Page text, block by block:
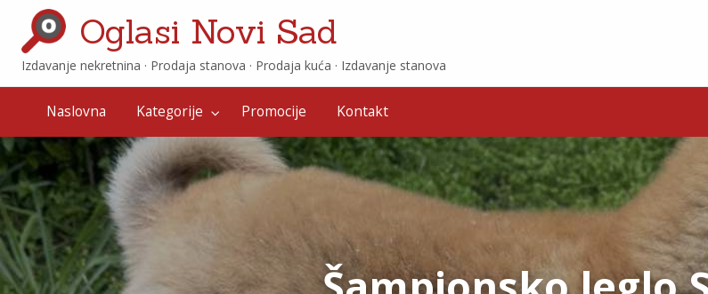
Promocije Kontakt
Oglasi Novi Sad
Izdavanje nekretnina · ‎Prodaja stanova · ‎Prodaja kuća · ‎Izdavanje stanova
Naslovna Kategorije Promocije Kontakt